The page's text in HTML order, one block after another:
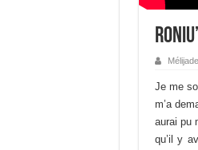
Je me
m’a
aurai pu
qu’il y